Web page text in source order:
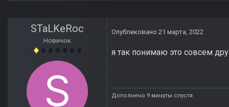
STaLKeRoc
Новичок
Опубликовано 21 марта, 2022
я так понимаю это совсем
Дополнено 9 минуты спустя